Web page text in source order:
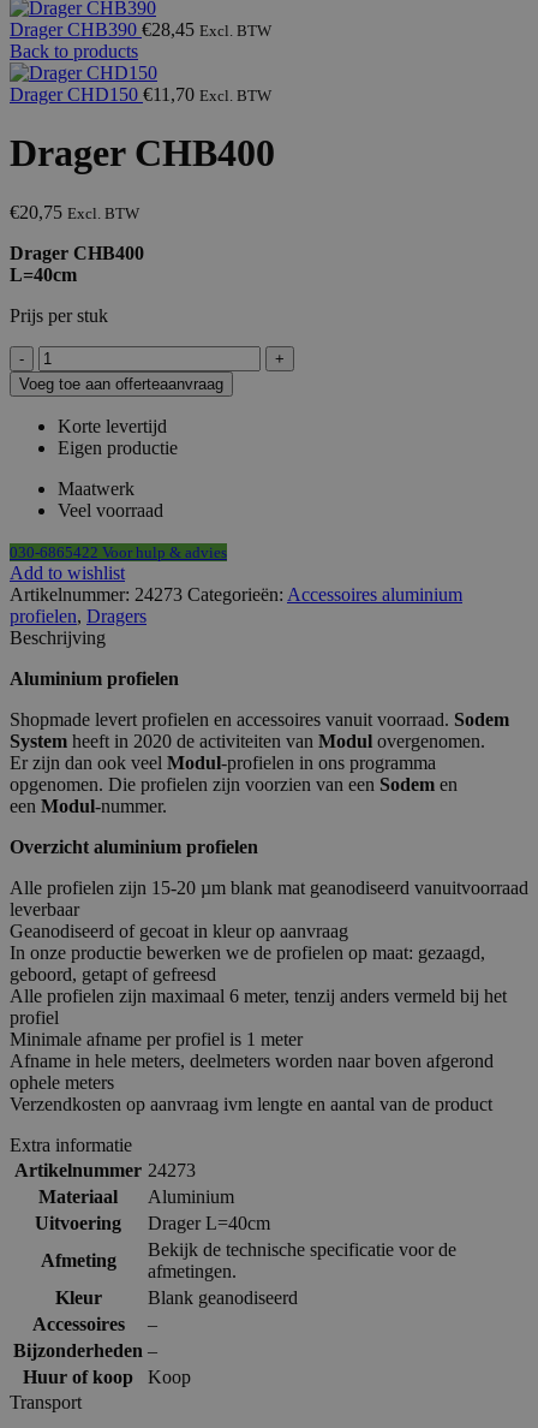
Drager CHB390 €28,45 Excl. BTW
Back to products
Drager CHD150 €11,70 Excl. BTW
Drager CHB400
€20,75 Excl. BTW
Drager CHB400
L=40cm
Prijs per stuk
Drager
CHB400
aantal
Voeg toe aan offerteaanvraag
Korte levertijd
Eigen productie
Maatwerk
Veel voorraad
030-6865422 Voor hulp & advies
Add to wishlist
Artikelnummer: 24273 Categorieën: Accessoires aluminium
profielen, Dragers
Beschrijving
Aluminium profielen
Shopmade levert profielen en accessoires vanuit voorraad. Sodem
System heeft in 2020 de activiteiten van Modul overgenomen.
Er zijn dan ook veel Modul-profielen in ons programma
opgenomen. Die profielen zijn voorzien van een Sodem en
een Modul-nummer.
Overzicht aluminium profielen
Alle profielen zijn 15-20 µm blank mat geanodiseerd vanuitvoorraad
leverbaar
Geanodiseerd of gecoat in kleur op aanvraag
In onze productie bewerken we de profielen op maat: gezaagd,
geboord, getapt of gefreesd
Alle profielen zijn maximaal 6 meter, tenzij anders vermeld bij het
profiel
Minimale afname per profiel is 1 meter
Afname in hele meters, deelmeters worden naar boven afgerond
ophele meters
Verzendkosten op aanvraag ivm lengte en aantal van de product
Extra informatie
Artikelnummer 24273
Materiaal
Aluminium
Uitvoering
Drager L=40cm
Afmeting
Bekijk de technische specificatie voor de
afmetingen.
Kleur
Blank geanodiseerd
Accessoires
–
Bijzonderheden –
Huur of koop
Koop
Transport